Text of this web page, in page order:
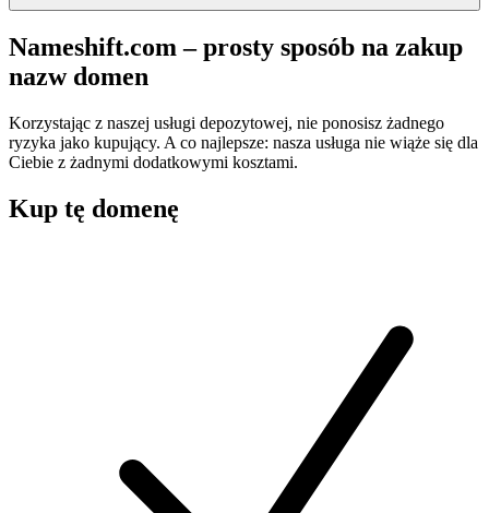
Nameshift.com – prosty sposób na zakup
nazw domen
Korzystając z naszej usługi depozytowej, nie ponosisz żadnego
ryzyka jako kupujący. A co najlepsze: nasza usługa nie wiąże się dla
Ciebie z żadnymi dodatkowymi kosztami.
Kup tę domenę